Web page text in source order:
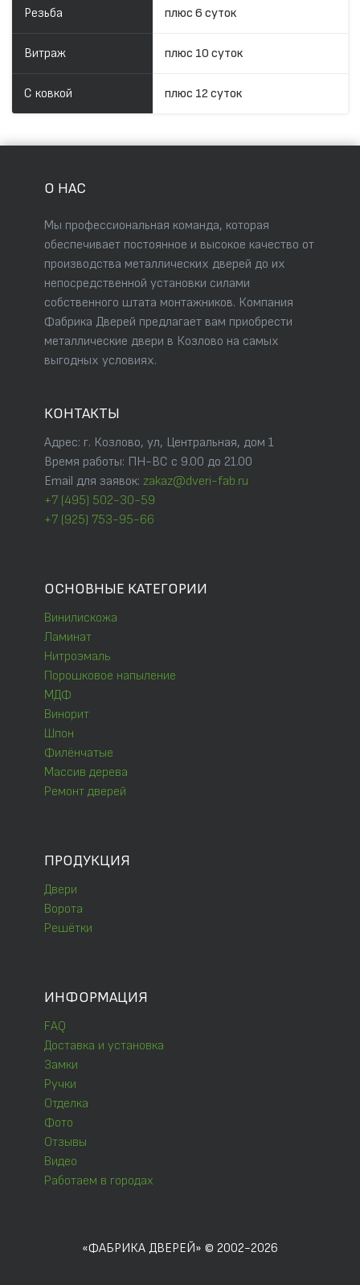
Резьба плюс 6 суток
Витраж плюс 10 суток
С ковкой плюс 12 суток
О НАС
Мы профессиональная команда, которая
обеспечивает постоянное и высокое качество от
производства металлических дверей до их
непосредственной установки силами
собственного штата монтажников. Компания
Фабрика Дверей предлагает вам приобрести
металлические двери в Козлово на самых
выгодных условиях.
КОНТАКТЫ
Адрес: г. Козлово, ул, Центральная, дом 1
Время работы: ПН-ВС с 9.00 до 21.00
Email для заявок: zakaz@dveri-fab.ru
+7 (495) 502-30-59
+7 (925) 753-95-66
ОСНОВНЫЕ КАТЕГОРИИ
Винилискожа
Ламинат
Нитроэмаль
Порошковое напыление
МДФ
Винорит
Шпон
Филёнчатые
Массив дерева
Ремонт дверей
ПРОДУКЦИЯ
Двери
Ворота
Решётки
ИНФОРМАЦИЯ
FAQ
Доставка и установка
Замки
Ручки
Отделка
Фото
Отзывы
Видео
Работаем в городах
«ФАБРИКА ДВЕРЕЙ» © 2002-2026